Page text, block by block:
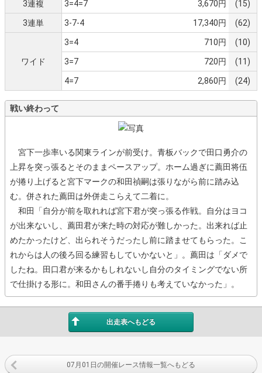
3連複 3=4=7 3,670円 (15)
3連単 3-7-4 17,340円 (62)
ワイド
3=4 710円 (10)
3=7 720円 (11)
4=7 2,860円 (24)
戦い終わって
宮下一歩率いる関東ラインが前受け。青板バックで田口勇介の
上昇を突っ張るとそのままペースアップ。ホーム過ぎに薦田将伍
が捲り上げると宮下マークの和田禎嗣は張りながら前に踏み込
む。併された薦田は外併走こらえて二着に。
和田「自分が前を取れれば宮下君が突っ張る作戦。自分はヨコ
が出来ないし、薦田君が来た時の対応が難しかった。出来れば止
めたかったけど、出られそうだったし前に踏ませてもらった。こ
れからは人の後ろ回る練習もしていかないと」。薦田は「ダメで
したね。田口君が来るかもしれないし自分のタイミングでない所
で仕掛ける形に。和田さんの番手捲りも考えていなかった」。
出走表へもどる
07月01日の開催レース情報一覧へもどる